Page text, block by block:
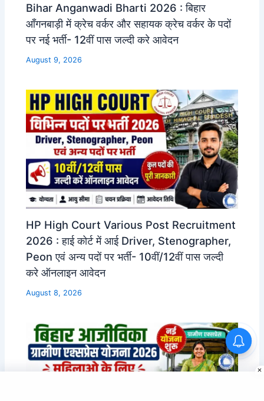
Bihar Anganwadi Bharti 2026 : बिहार
आँगनबाड़ी में क्रेच वर्कर और सहायक क्रेच वर्कर के पदों
पर नई भर्ती- 12वीं पास जल्दी करे आवेदन
August 9, 2026
HP High Court Various Post Recruitment
2026 : हाई कोर्ट में आई Driver, Stenographer,
Peon एवं अन्य पदों पर भर्ती- 10वीं/12वीं पास जल्दी
करे ऑनलाइन आवेदन
August 8, 2026